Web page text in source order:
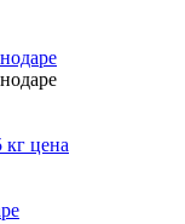
кг цена